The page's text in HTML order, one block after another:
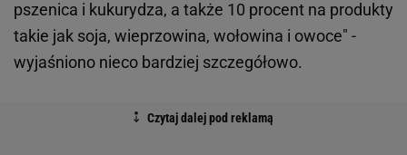
pszenica i kukurydza, a także 10 procent na produkty
takie jak soja, wieprzowina, wołowina i owoce" -
wyjaśniono nieco bardziej szczegółowo.